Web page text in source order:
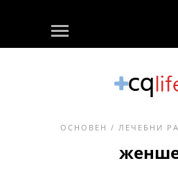
ОСНОВЕН / ЛЕЧЕБНИ